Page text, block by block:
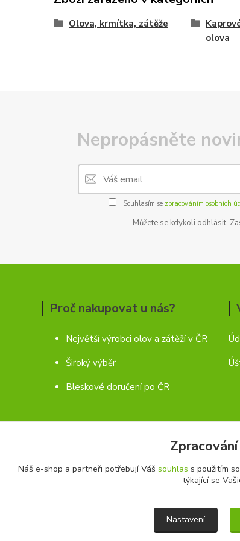
Olova, krmítka, zátěže
olova
Nepropásněte
Souhlasím se zpracováním osobních
Můžete se kdykoli odhlásit.
Proč nakupovat u nás?
Největší výrobci olov a zátěží v ČR
Široký výběr
Bleskové doručení po ČR
Náš e-shop a partneři potřebují Váš souhlas s použitím
týkající se
Nastavení